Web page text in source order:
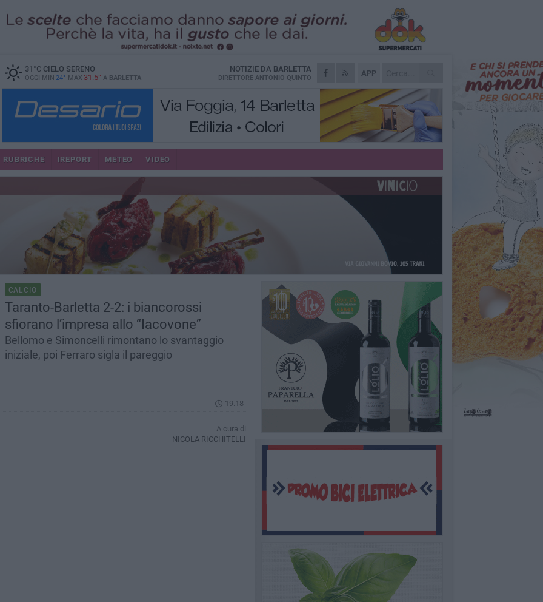
31 °CCIELO SERENO
OGGI MIN 24° MAX 31.5° A BARLETTA
APP
NOTIZIE DA BARLETTA
DIRETTORE ANTONIO QUINTO
RUBRICHE IREPORT METEO VIDEO
CALCIO
Taranto-Barletta 2-2: i biancorossi
sfiorano l’impresa allo “Iacovone”
Bellomo e Simoncelli rimontano lo svantaggio
iniziale, poi Ferraro sigla il pareggio
19.18
A cura di
NICOLA RICCHITELLI